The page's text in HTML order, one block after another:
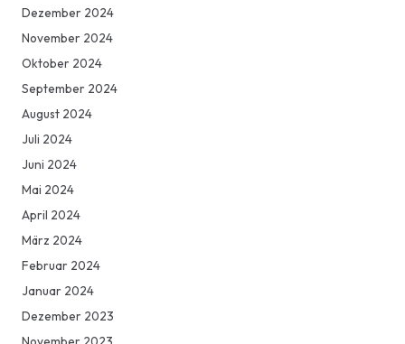
Dezember 2024
November 2024
Oktober 2024
September 2024
August 2024
Juli 2024
Juni 2024
Mai 2024
April 2024
März 2024
Februar 2024
Januar 2024
Dezember 2023